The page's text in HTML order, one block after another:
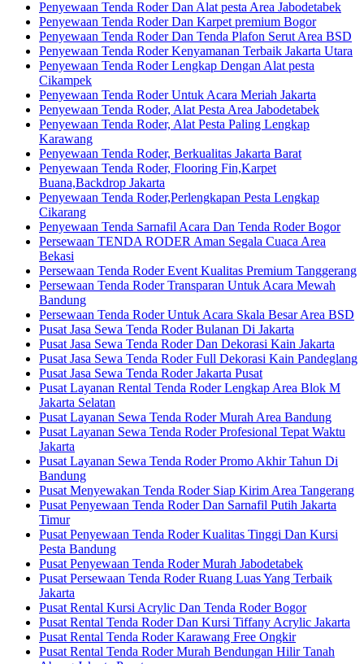
Penyewaan Tenda Roder Dan Alat pesta Area Jabodetabek
Penyewaan Tenda Roder Dan Karpet premium Bogor
Penyewaan Tenda Roder Dan Tenda Plafon Serut Area BSD
Penyewaan Tenda Roder Kenyamanan Terbaik Jakarta Utara
Penyewaan Tenda Roder Lengkap Dengan Alat pesta
Cikampek
Penyewaan Tenda Roder Untuk Acara Meriah Jakarta
Penyewaan Tenda Roder, Alat Pesta Area Jabodetabek
Penyewaan Tenda Roder, Alat Pesta Paling Lengkap
Karawang
Penyewaan Tenda Roder, Berkualitas Jakarta Barat
Penyewaan Tenda Roder, Flooring Fin,Karpet
Buana,Backdrop Jakarta
Penyewaan Tenda Roder,Perlengkapan Pesta Lengkap
Cikarang
Penyewaan Tenda Sarnafil Acara Dan Tenda Roder Bogor
Persewaan TENDA RODER Aman Segala Cuaca Area
Bekasi
Persewaan Tenda Roder Event Kualitas Premium Tanggerang
Persewaan Tenda Roder Transparan Untuk Acara Mewah
Bandung
Persewaan Tenda Roder Untuk Acara Skala Besar Area BSD
Pusat Jasa Sewa Tenda Roder Bulanan Di Jakarta
Pusat Jasa Sewa Tenda Roder Dan Dekorasi Kain Jakarta
Pusat Jasa Sewa Tenda Roder Full Dekorasi Kain Pandeglang
Pusat Jasa Sewa Tenda Roder Jakarta Pusat
Pusat Layanan Rental Tenda Roder Lengkap Area Blok M
Jakarta Selatan
Pusat Layanan Sewa Tenda Roder Murah Area Bandung
Pusat Layanan Sewa Tenda Roder Profesional Tepat Waktu
Jakarta
Pusat Layanan Sewa Tenda Roder Promo Akhir Tahun Di
Bandung
Pusat Menyewakan Tenda Roder Siap Kirim Area Tangerang
Pusat Penyewaan Tenda Roder Dan Sarnafil Putih Jakarta
Timur
Pusat Penyewaan Tenda Roder Kualitas Tinggi Dan Kursi
Pesta Bandung
Pusat Penyewaan Tenda Roder Murah Jabodetabek
Pusat Persewaan Tenda Roder Ruang Luas Yang Terbaik
Jakarta
Pusat Rental Kursi Acrylic Dan Tenda Roder Bogor
Pusat Rental Tenda Roder Dan Kursi Tiffany Acrylic Jakarta
Pusat Rental Tenda Roder Karawang Free Ongkir
Pusat Rental Tenda Roder Murah Bendungan Hilir Tanah